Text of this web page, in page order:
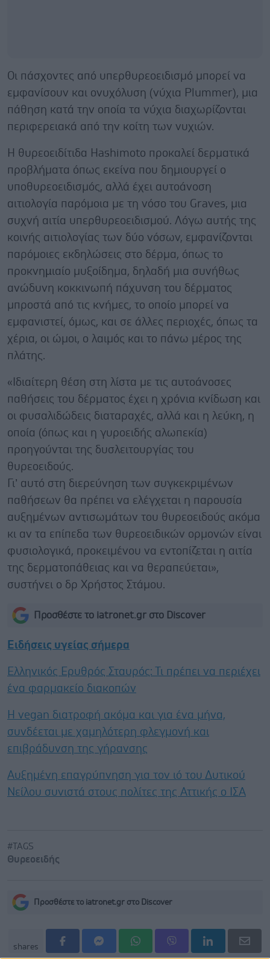
Οι πάσχοντες από υπερθυρεοειδισμό μπορεί να
εμφανίσουν και ονυχόλυση (νύχια Plummer), μια
πάθηση κατά την οποία τα νύχια διαχωρίζονται
περιφερειακά από την κοίτη των νυχιών.
Η θυρεοειδίτιδα Hashimoto προκαλεί δερματικά
προβλήματα όπως εκείνα που δημιουργεί ο
υποθυρεοειδισμός, αλλά έχει αυτοάνοση
αιτιολογία παρόμοια με τη νόσο του Graves, μια
συχνή αιτία υπερθυρεοειδισμού. Λόγω αυτής της
κοινής αιτιολογίας των δύο νόσων, εμφανίζονται
παρόμοιες εκδηλώσεις στο δέρμα, όπως το
προκνηµιαίο μυξοίδημα, δηλαδή μια συνήθως
ανώδυνη κοκκινωπή πάχυνση του δέρματος
μπροστά από τις κνήμες, το οποίο μπορεί να
εμφανιστεί, όμως, και σε άλλες περιοχές, όπως τα
χέρια, οι ώμοι, ο λαιμός και το πάνω μέρος της
πλάτης.
«Ιδιαίτερη θέση στη λίστα με τις αυτοάνοσες
παθήσεις του δέρματος έχει η χρόνια κνίδωση και
οι φυσαλιδώδεις διαταραχές, αλλά και η λεύκη, η
οποία (όπως και η γυροειδής αλωπεκία)
προηγούνται της δυσλειτουργίας του
θυρεοειδούς.
Γι’ αυτό στη διερεύνηση των συγκεκριμένων
παθήσεων θα πρέπει να ελέγχεται η παρουσία
αυξημένων αντισωμάτων του θυρεοειδούς ακόμα
κι αν τα επίπεδα των θυρεοειδικών ορμονών είναι
φυσιολογικά, προκειμένου να εντοπίζεται η αιτία
της δερματοπάθειας και να θεραπεύεται»,
συστήνει ο δρ Χρήστος Στάμου.
Προσθέστε το iatronet.gr στο Discover
Ειδήσεις υγείας σήμερα
Ελληνικός Ερυθρός Σταυρός: Τι πρέπει να περιέχει
ένα φαρμακείο διακοπών
Η vegan διατροφή ακόμα και για ένα μήνα,
συνδέεται με χαμηλότερη φλεγμονή και
επιβράδυνση της γήρανσης
Αυξημένη επαγρύπνηση για τον ιό του Δυτικού
Νείλου συνιστά στους πολίτες της Αττικής ο ΙΣΑ
#TAGS
Θυρεοειδής
Προσθέστε το iatronet.gr στο Discover
shares